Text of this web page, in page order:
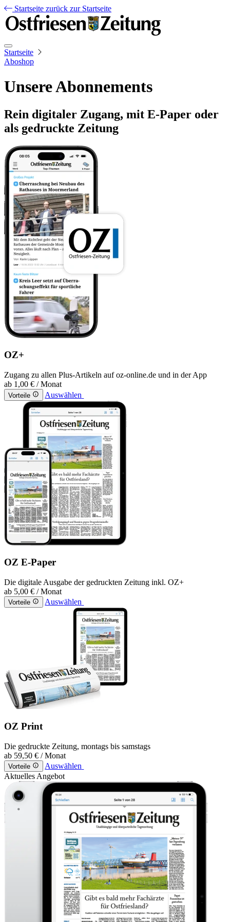
Startseite zurück zur Startseite
Startseite
Aboshop
Unsere Abonnements
Rein digitaler Zugang, mit E-Paper oder
als gedruckte Zeitung
OZ+
Zugang zu allen Plus-Artikeln auf oz-online.de und in der App
ab 1,00 € / Monat
Vorteile Auswählen
OZ E-Paper
Die digitale Ausgabe der gedruckten Zeitung inkl. OZ+
ab 5,00 € / Monat
Vorteile Auswählen
OZ Print
Die gedruckte Zeitung, montags bis samstags
ab 59,50 € / Monat
Vorteile
Auswählen
Aktuelles Angebot